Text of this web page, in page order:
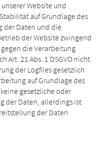
Website und
auf Grundlage des
der Daten und die
der Website zwingend
die Verarbeitung
Art. 21 Abs. 1 DSGVO nicht.
der Logfiles gesetzlich
auf Grundlage des
keine gesetzliche oder
der Daten, allerdings ist
der Daten